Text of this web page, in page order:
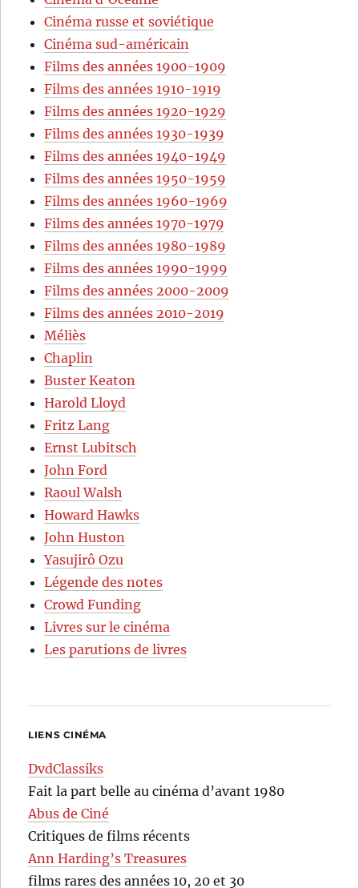
Cinéma russe et soviétique
Cinéma sud-américain
Films des années 1900-1909
Films des années 1910-1919
Films des années 1920-1929
Films des années 1930-1939
Films des années 1940-1949
Films des années 1950-1959
Films des années 1960-1969
Films des années 1970-1979
Films des années 1980-1989
Films des années 1990-1999
Films des années 2000-2009
Films des années 2010-2019
Méliès
Chaplin
Buster Keaton
Harold Lloyd
Fritz Lang
Ernst Lubitsch
John Ford
Raoul Walsh
Howard Hawks
John Huston
Yasujirô Ozu
Légende des notes
Crowd Funding
Livres sur le cinéma
Les parutions de livres
LIENS CINÉMA
DvdClassiks
Fait la part belle au cinéma d’avant 1980
Abus de Ciné
Critiques de films récents
Ann Harding’s Treasures
films rares des années 10, 20 et 30